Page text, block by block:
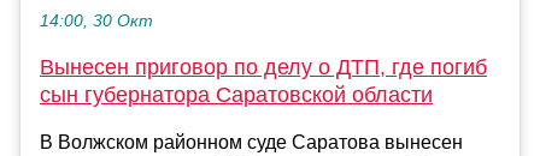
14:00, 30 Окт
Вынесен приговор по делу о ДТП, где погиб
сын губернатора Саратовской области
В Волжском районном суде Саратова вынесен